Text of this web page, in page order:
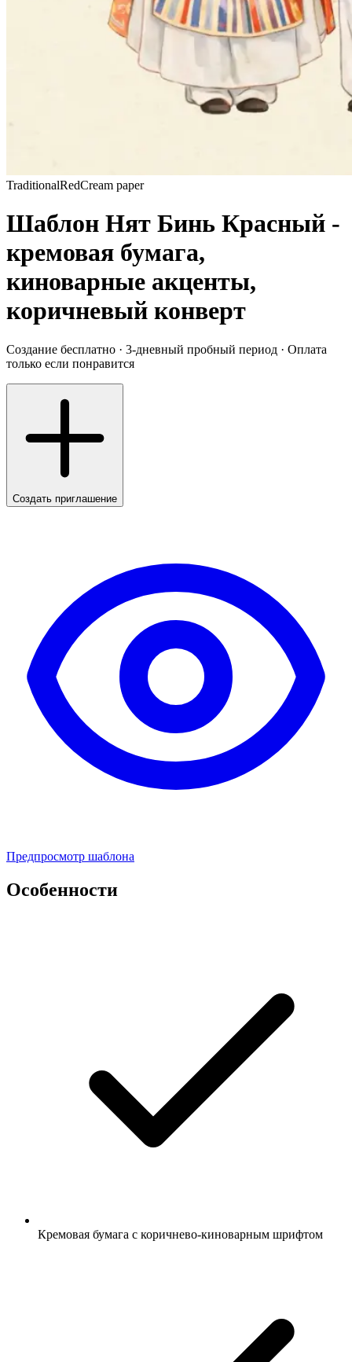
TraditionalRedCream paper
Шаблон Нят Бинь Красный -
кремовая бумага,
киноварные акценты,
коричневый конверт
Создание бесплатно · 3-дневный пробный период · Оплата
только если понравится
Создать приглашение
Предпросмотр шаблона
Особенности
Кремовая бумага с коричнево-киноварным шрифтом